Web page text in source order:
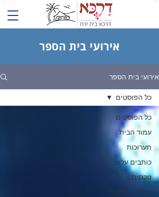
אירועי בית הספר
אירועי בית הספר
כל הפוסטים
עמוד הבית
תערוכות
כותבים עלינו
טקסים
טיולים ומסעות
כל הפוסטים